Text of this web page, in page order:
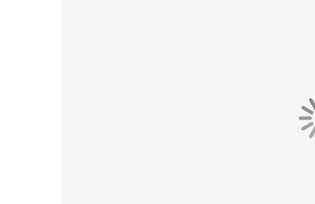
trekkoord. Zo geniet je steeds van een